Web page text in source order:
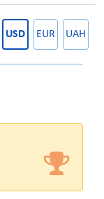
USD EUR UAH